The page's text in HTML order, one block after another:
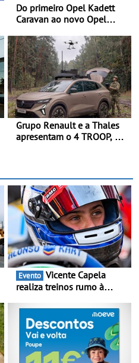
Do primeiro Opel Kadett
Caravan ao novo Opel
Grupo Renault e a Thales
apresentam o 4 TROOP, um
Evento
realiza treinos rumo à
Portugal Karting e mira boa
estreia - O Campeonato
Portugal Karting 2026
decorre entre 1 de Março e
6 de Setembro